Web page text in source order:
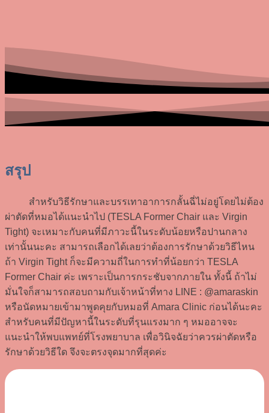
สรุป
สำหรับวิธีรักษาและบรรเทาอาการกลั้นฉี่ไม่อยู่โดยไม่ต้อง
ผ่าตัดที่หมอได้แนะนำไป (TESLA Former Chair และ Virgin
Tight) จะเหมาะกับคนที่มีภาวะนี้ในระดับน้อยหรือปานกลาง
เท่านั้นนะคะ สามารถเลือกได้เลยว่าต้องการรักษาด้วยวิธีไหน
ถ้า Virgin Tight ก็จะมีความถี่ในการทำที่น้อยกว่า TESLA
Former Chair ค่ะ เพราะเป็นการกระชับจากภายใน ทั้งนี้ ถ้าไม่
มั่นใจก็สามารถสอบถามกับเจ้าหน้าที่ทาง LINE : @amaraskin
หรือนัดหมายเข้ามาพูดคุยกับหมอที่ Amara Clinic ก่อนได้นะคะ
สำหรับคนที่มีปัญหานี้ในระดับที่รุนแรงมาก ๆ หมออาจจะ
แนะนำให้พบแพทย์ที่โรงพยาบาล เพื่อวินิจฉัยว่าควรผ่าตัดหรือ
รักษาด้วยวิธีใด จึงจะตรงจุดมากที่สุดค่ะ